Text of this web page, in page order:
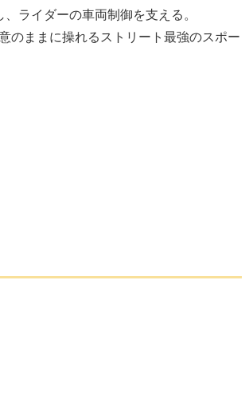
ライダーの車両制御を支える。
のままに操れるストリート最強のスポー